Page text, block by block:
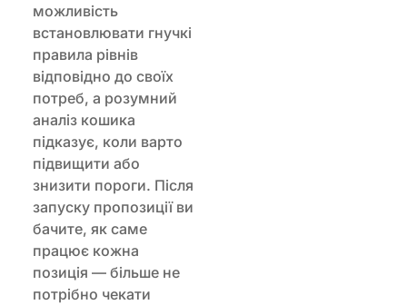
можливість
встановлювати гнучкі
правила рівнів
відповідно до своїх
потреб, а розумний
аналіз кошика
підказує, коли варто
підвищити або
знизити пороги. Після
запуску пропозиції ви
бачите, як саме
працює кожна
позиція — більше не
потрібно чекати